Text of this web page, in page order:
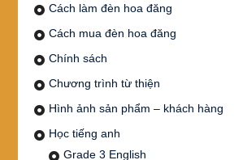
Cách làm đèn hoa đăng
Cách mua đèn hoa đăng
Chính sách
Chương trình từ thiện
Hình ảnh sản phẩm – khách hàng
Học tiếng anh
Grade 3 English